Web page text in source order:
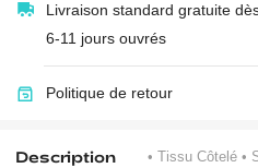
Livraison standard gratuite
6-11 jours ouvrés
Politique de retour
Description • Tissu Côtelé •